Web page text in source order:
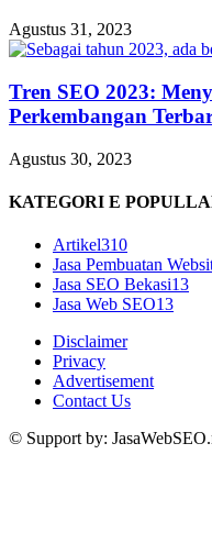
Agustus 31, 2023
Tren SEO 2023:
Perkembangan
Agustus 30, 2023
KATEGORI E
Artikel310
Jasa Pembuatan
Jasa SEO Bekasi13
Jasa Web SEO13
Disclaimer
Privacy
Advertisement
Contact Us
© Support by: